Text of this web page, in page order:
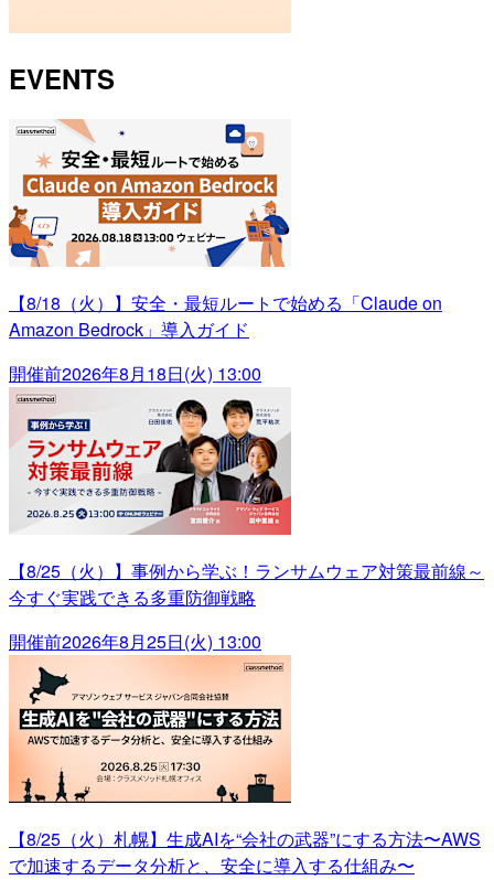
EVENTS
【8/18（火）】安全・最短ルートで始める「Claude on
Amazon Bedrock」導入ガイド
開催前2026年8月18日(火) 13:00
【8/25（火）】事例から学ぶ！ランサムウェア対策最前線～
今すぐ実践できる多重防御戦略
開催前2026年8月25日(火) 13:00
【8/25（火）札幌】生成AIを“会社の武器”にする方法〜AWS
で加速するデータ分析と、安全に導入する仕組み〜